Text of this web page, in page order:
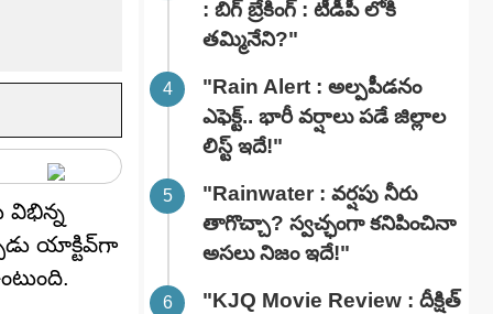
విభిన్న
యాక్టివ్‌గా
: బిగ్ బ్రేకింగ్ : టీడీపీ లోకి
తమ్మినేని?"
"Rain Alert : అల్పపీడనం
ఎఫెక్ట్.. భారీ వర్షాలు పడే జిల్లాల
లిస్ట్ ఇదే!"
"Rainwater : వర్షపు నీరు
తాగొచ్చా? స్వచ్ఛంగా కనిపించినా
అసలు నిజం ఇదే!"
"KJQ Movie Review : దీక్షిత్